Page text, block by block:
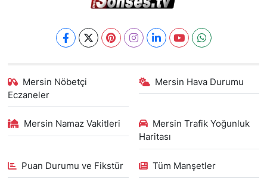
Mersin Nöbetçi
Eczaneler
Mersin Hava Durumu
Mersin Namaz Vakitleri
Mersin Trafik Yoğunluk
Haritası
Puan Durumu ve Fikstür Tüm Manşetler